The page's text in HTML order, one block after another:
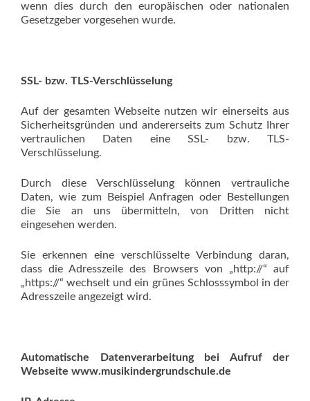
wenn dies durch den europäischen oder nationalen
Gesetzgeber vorgesehen wurde.
SSL- bzw. TLS-Verschlüsselung
Auf der gesamten Webseite nutzen wir einerseits aus
Sicherheitsgründen und andererseits zum Schutz Ihrer
vertraulichen Daten eine SSL- bzw. TLS-
Verschlüsselung.
Durch diese Verschlüsselung können vertrauliche
Daten, wie zum Beispiel Anfragen oder Bestellungen
die Sie an uns übermitteln, von Dritten nicht
eingesehen werden.
Sie erkennen eine verschlüsselte Verbindung daran,
dass die Adresszeile des Browsers von „http://“ auf
„https://“ wechselt und ein grünes Schlosssymbol in der
Adresszeile angezeigt wird.
Automatische Datenverarbeitung bei Aufruf der
Webseite www.musikindergrundschule.de